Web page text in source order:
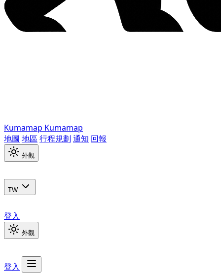
Kumamap Kumamap
地圖 地區 行程規劃 通知 回報
外觀
TW
登入
外觀
登入